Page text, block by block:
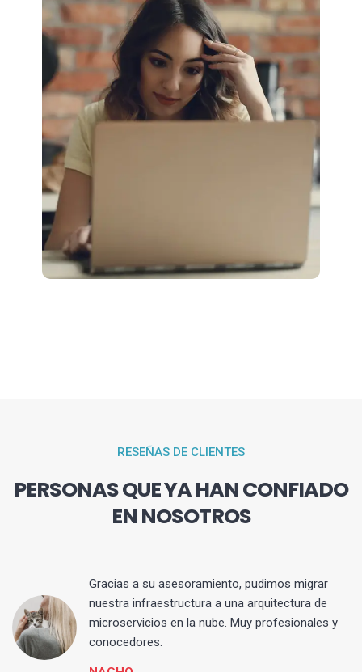
RESEÑAS DE CLIENTES
PERSONAS QUE YA HAN CONFIADO
EN NOSOTROS
Gracias a su asesoramiento, pudimos migrar
nuestra infraestructura a una arquitectura de
microservicios en la nube. Muy profesionales y
conocedores.